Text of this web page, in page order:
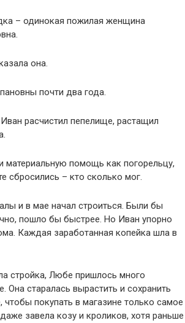
– одинокая пожилая женщина
она.
почти два года.
расчистил пепелище, растащил
материальную помощь как погорельцу,
сбросились – кто сколько мог.
и в мае начал строиться. Были бы
пошло бы быстрее. Но Иван упорно
Каждая заработанная копейка шла в
стройка, Любе пришлось много
Она старалась вырастить и сохранить
покупать в магазине только самое
завела козу и кроликов, хотя раньше